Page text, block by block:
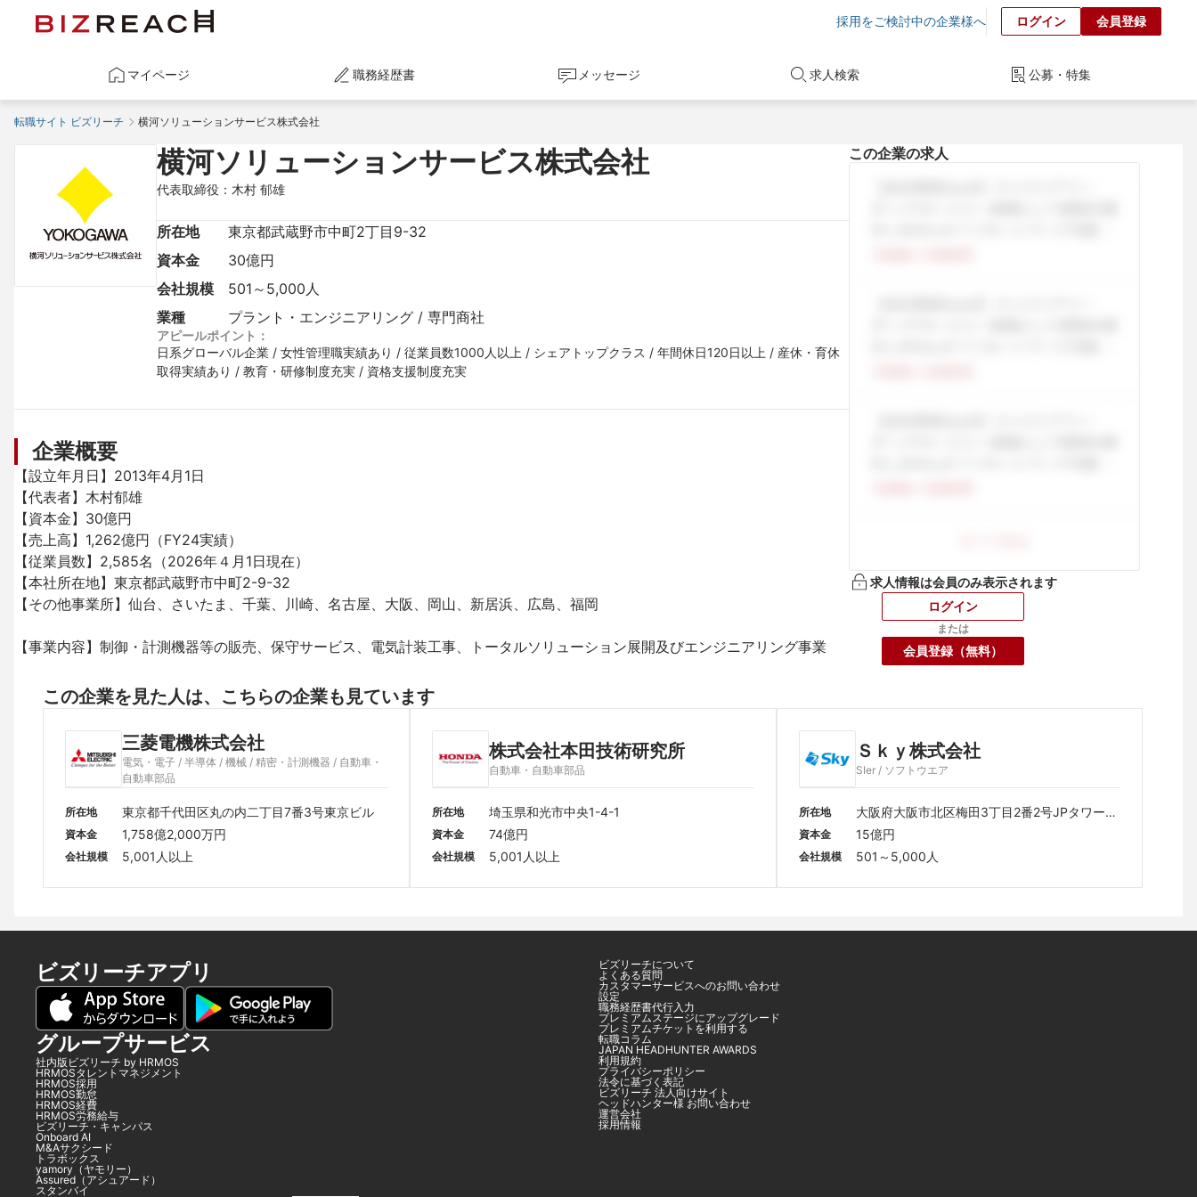
採用をご検討中の企業様へ ログイン 会員登録
マイページ 職務経歴書 メッセージ 求人検索 公募・特集
転職サイト ビズリーチ 横河ソリューションサービス株式会社
横河ソリューションサービス株式会社
代表取締役：木村 郁雄
所在地
東京都武蔵野市中町2丁目9-32
資本金
30億円
会社規模
501～5,000人
業種
プラント・エンジニアリング / 専門商社
アピールポイント：
日系グローバル企業 / 女性管理職実績あり / 従業員数1000人以上 / シェアトップクラス / 年間休日120日以上 / 産休・育休
取得実績あり / 教育・研修制度充実 / 資格支援制度充実
企業概要
【設立年月日】2013年4月1日
【代表者】木村郁雄
【資本金】30億円
【売上高】1,262億円（FY24実績）
【従業員数】2,585名（2026年４月1日現在）
【本社所在地】東京都武蔵野市中町2-9-32
【その他事業所】仙台、さいたま、千葉、川崎、名古屋、大阪、岡山、新居浜、広島、福岡
【事業内容】制御・計測機器等の販売、保守サービス、電気計装工事、トータルソリューション展開及びエンジニアリング事業
この企業の求人
求人情報は会員のみ表示されます
ログイン
または
会員登録（無料）
この企業を見た人は、こちらの企業も見ています
三菱電機株式会社
電気・電子 / 半導体 / 機械 / 精密・計測機器 / 自動車・
自動車部品
所在地 東京都千代田区丸の内二丁目7番3号東京ビル
資本金 1,758億2,000万円
会社規模 5,001人以上
株式会社本田技術研究所
自動車・自動車部品
所在地 埼玉県和光市中央1-4-1
資本金 74億円
会社規模 5,001人以上
Ｓｋｙ株式会社
SIer / ソフトウエア
所在地
大阪府大阪市北区梅田3丁目2番2号JPタワー大
阪 24階
資本金 15億円
会社規模 501～5,000人
ビズリーチアプリ
グループサービス
社内版ビズリーチ by HRMOS
HRMOSタレントマネジメント
HRMOS採用
HRMOS勤怠
HRMOS経費
HRMOS労務給与
ビズリーチ・キャンパス
Onboard AI
M&Aサクシード
トラボックス
yamory（ヤモリー）
Assured（アシュアード）
スタンバイ
ビズリーチについて
よくある質問
カスタマーサービスへのお問い合わせ
設定
職務経歴書代行入力
プレミアムステージにアップグレード
プレミアムチケットを利用する
転職コラム
JAPAN HEADHUNTER AWARDS
利用規約
プライバシーポリシー
法令に基づく表記
ビズリーチ 法人向けサイト
ヘッドハンター様 お問い合わせ
運営会社
採用情報